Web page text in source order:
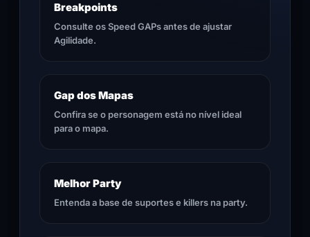
Breakpoints
Consulte os Speed GAPs antes de ajustar
Agilidade.
Gap dos Mapas
Confira se o personagem está no nível ideal
para o mapa.
Melhor Party
Entenda a base de suportes e killers na party.